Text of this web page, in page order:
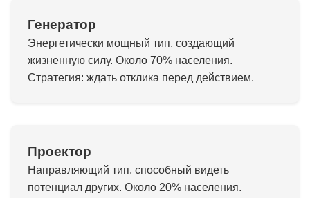
Генератор
Энергетически мощный тип, создающий
жизненную силу. Около 70% населения.
Стратегия: ждать отклика перед действием.
Проектор
Направляющий тип, способный видеть
потенциал других. Около 20% населения.